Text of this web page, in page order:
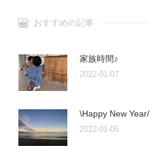
おすすめの記事
家族時間♪
2022-01-07
\Happy New Year/
2022-01-05